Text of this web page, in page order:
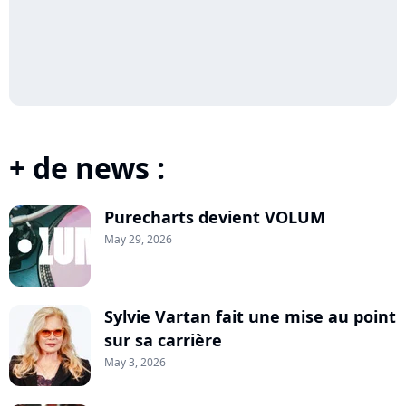
+ de news :
Purecharts devient VOLUM
May 29, 2026
Sylvie Vartan fait une mise au point
sur sa carrière
May 3, 2026